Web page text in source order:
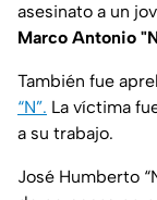
asesinato a un
Marco Antonio
También fue
“N”. La víctima
a su trabajo.
José Humberto